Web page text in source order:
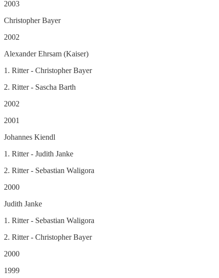
2003
Christopher Bayer
2002
Alexander Ehrsam (Kaiser)
1. Ritter - Christopher Bayer
2. Ritter - Sascha Barth
2002
2001
Johannes Kiendl
1. Ritter - Judith Janke
2. Ritter - Sebastian Waligora
2000
Judith Janke
1. Ritter - Sebastian Waligora
2. Ritter - Christopher Bayer
2000
1999